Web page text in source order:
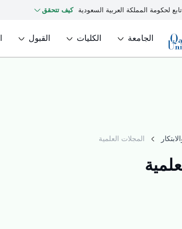
لحكومة المملكة العربية السعودية كيف تتحقق
الجامعة الكليات القبول
المجلات العلمية